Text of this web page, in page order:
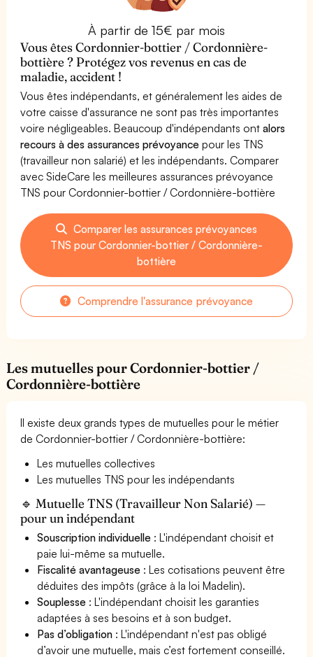
À partir de 15€ par mois
Vous êtes Cordonnier-bottier / Cordonnière-
bottière ? Protégez vos revenus en cas de
maladie, accident !
Vous êtes indépendants, et généralement les aides de
votre caisse d'assurance ne sont pas très importantes
voire négligeables. Beaucoup d'indépendants ontalors
recours à des assurances prévoyance pour les TNS
(travailleur non salarié) et les indépendants. Comparer
avec SideCare les meilleures assurances prévoyance
TNS pour Cordonnier-bottier / Cordonnière-bottière
Comparer les assurances prévoyances
TNS pour Cordonnier-bottier / Cordonnière-
bottière
Comprendre l'assurance prévoyance
Les mutuelles pour Cordonnier-bottier /
Cordonnière-bottière
Il existe deux grands types de mutuelles pour le métier
de Cordonnier-bottier / Cordonnière-bottière:
Les mutuelles collectives
Les mutuelles TNS pour les indépendants
🔹 Mutuelle TNS (Travailleur Non Salarié) —
pour un indépendant
Souscription individuelle : L'indépendant choisit et
paie lui-même sa mutuelle.
Fiscalité avantageuse : Les cotisations peuvent être
déduites des impôts (grâce à la loi Madelin).
Souplesse : L'indépendant choisit les garanties
adaptées à ses besoins et à son budget.
Pas d’obligation : L'indépendant n'est pas obligé
d’avoir une mutuelle, mais c’est fortement conseillé.